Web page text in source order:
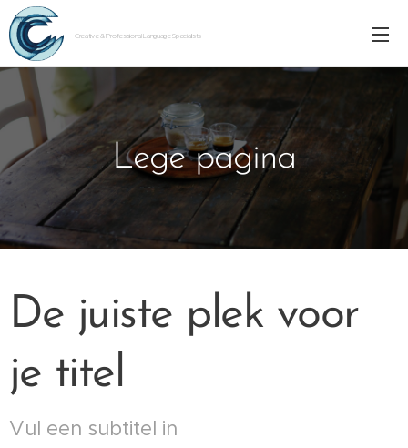
Creative & Professional Language Specialists
Lege pagina
De juiste plek voor
je titel
Vul een subtitel in